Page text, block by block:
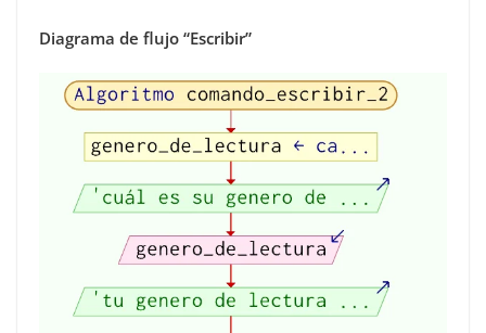
Diagrama de flujo “Escribir”